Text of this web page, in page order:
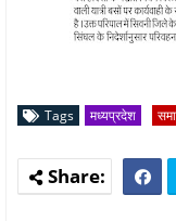
Tags मध्यप्रदेश